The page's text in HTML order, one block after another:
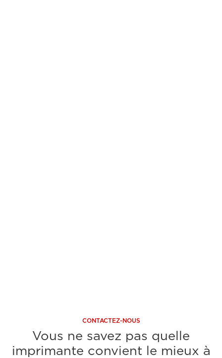
CONTACTEZ-NOUS
Vous ne savez pas quelle
imprimante convient le mieux à